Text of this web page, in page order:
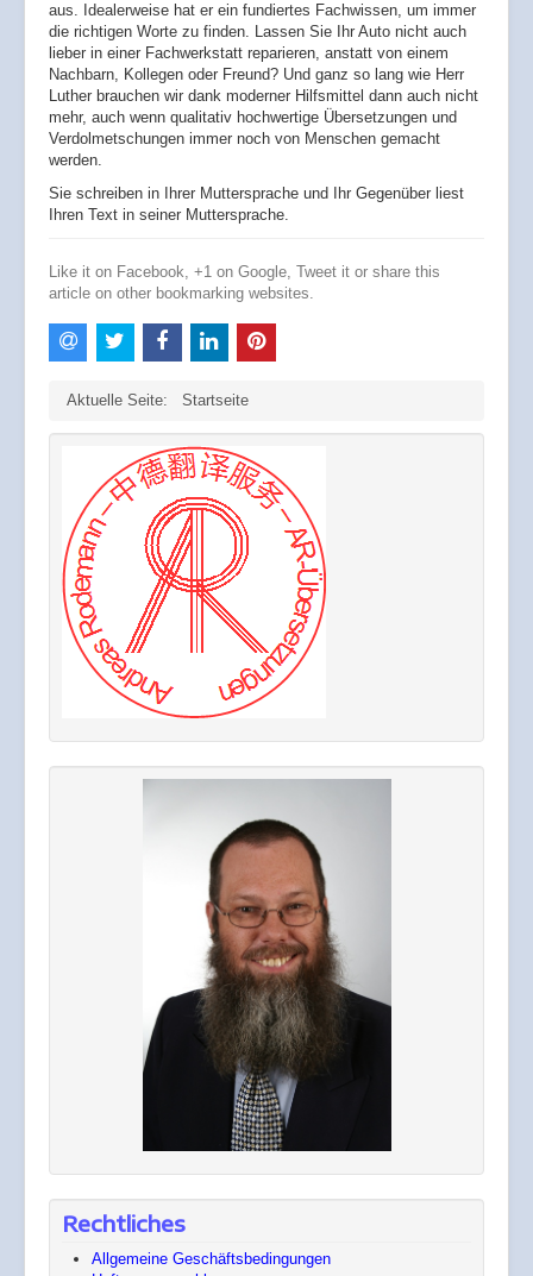
aus. Idealerweise hat er ein fundiertes Fachwissen, um immer
die richtigen Worte zu finden. Lassen Sie Ihr Auto nicht auch
lieber in einer Fachwerkstatt reparieren, anstatt von einem
Nachbarn, Kollegen oder Freund? Und ganz so lang wie Herr
Luther brauchen wir dank moderner Hilfsmittel dann auch nicht
mehr, auch wenn qualitativ hochwertige Übersetzungen und
Verdolmetschungen immer noch von Menschen gemacht
werden.
Sie schreiben in Ihrer Muttersprache und Ihr Gegenüber liest
Ihren Text in seiner Muttersprache.
Like it on Facebook, +1 on Google, Tweet it or share this
article on other bookmarking websites.
Aktuelle Seite: Startseite
Rechtliches
Allgemeine Geschäftsbedingungen